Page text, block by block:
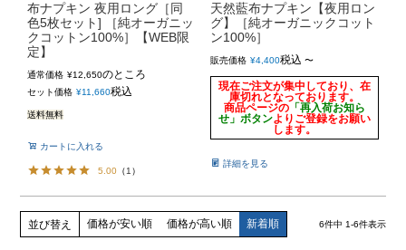
布ナプキン 夜用ロング［同
色5枚セット] ［純オーガニッ
クコットン100%］【WEB限
定】
通常価格 ¥12,650のところ
セット価格 ¥11,660税込
送料無料
カートに入れる
5.00 （1 ）
天然藍布ナプキン【夜用ロン
グ】［純オーガニックコット
ン100%］
販売価格 ¥4,400税込 〜
現在ご注文が集中しており、在
庫切れとなっております。
商品ページの「再入荷お知ら
せ」ボタンよりご登録をお願い
します。
詳細を見る
並び替え 価格が安い順 価格が高い順 新着順 6件中 1-6件表示